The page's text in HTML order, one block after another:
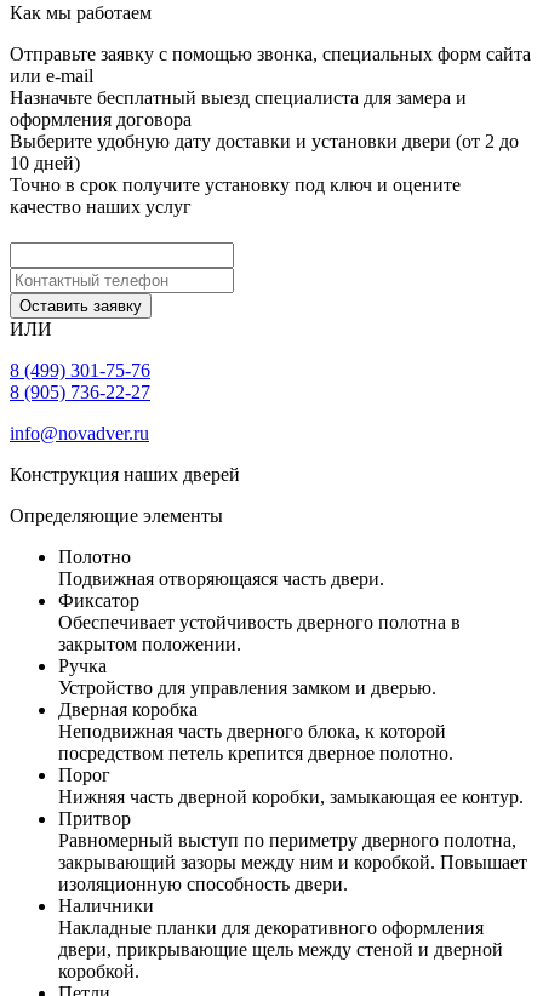
Как мы работаем
Отправьте заявку с помощью звонка, специальных форм сайта
или e-mail
Назначьте бесплатный выезд специалиста для замера и
оформления договора
Выберите удобную дату доставки и установки двери (от 2 до
10 дней)
Точно в срок получите установку под ключ и оцените
качество наших услуг
Оставить заявку
ИЛИ
8 (499) 301-75-76
8 (905) 736-22-27
info@novadver.ru
Конструкция наших дверей
Определяющие элементы
Полотно
Подвижная отворяющаяся часть двери.
Фиксатор
Обеспечивает устойчивость дверного полотна в
закрытом положении.
Ручка
Устройство для управления замком и дверью.
Дверная коробка
Неподвижная часть дверного блока, к которой
посредством петель крепится дверное полотно.
Порог
Нижняя часть дверной коробки, замыкающая ее контур.
Притвор
Равномерный выступ по периметру дверного полотна,
закрывающий зазоры между ним и коробкой. Повышает
изоляционную способность двери.
Наличники
Накладные планки для декоративного оформления
двери, прикрывающие щель между стеной и дверной
коробкой.